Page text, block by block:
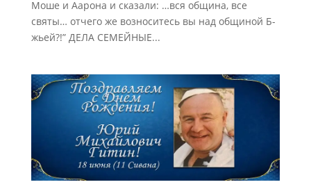
Моше и Аарона и сказали: …вся община, все
святы… отчего же возноситесь вы над общиной Б-
жьей?!” ДЕЛА СЕМЕЙНЫЕ...